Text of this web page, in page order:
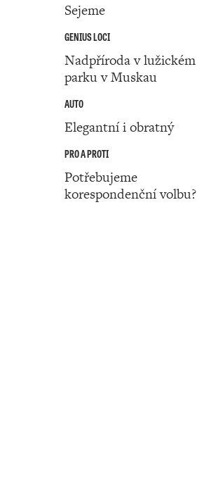
Sejeme
GENIUS LOCI
Nadpříroda v lužickém
parku v Muskau
AUTO
Elegantní i obratný
PRO A PROTI
Potřebujeme
korespondenční volbu?